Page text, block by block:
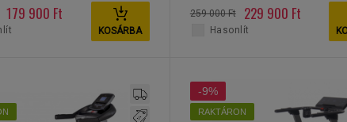
179 900 Ft
KOSÁRBA
259 000 Ft 229 900 Ft
Hasonlít
-9%
RAKTÁRON